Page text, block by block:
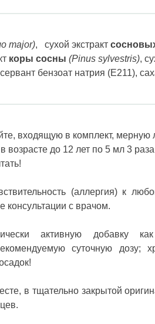
major), сухой экстракт
коры сосны (Pinus sylvestris),
бензоат натрия (Е211),
входящую в комплект, мерную
до 12 лет по 5 мл 3
(аллергия) к
с врачом.
активную добавку
суточную дозу;
в тщательно закрытой